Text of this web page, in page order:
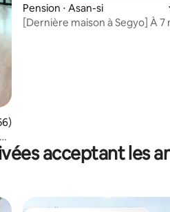
: 4,98 sur 5
moyenne sur la base de 56
Pension ⋅ Asan-si
[Dernière maison à Segyo] À 7
acceptant les